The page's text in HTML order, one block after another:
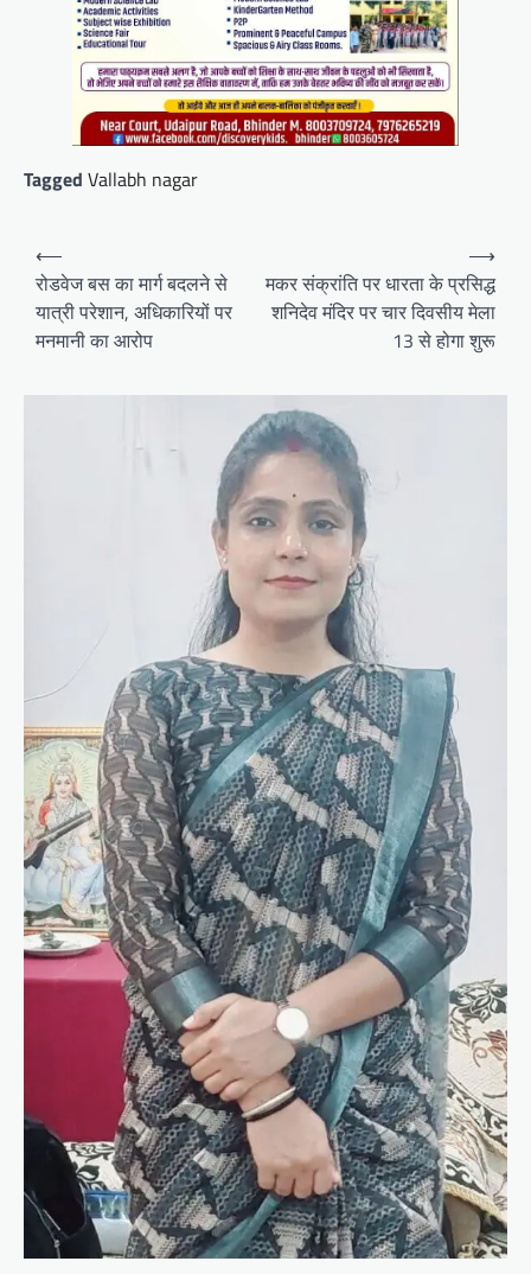
Tagged Vallabh nagar
Post
navigation
⟵
रोडवेज बस का मार्ग बदलने से
यात्री परेशान, अधिकारियों पर
मनमानी का आरोप
मकर संक्रांति पर धारता के प्रसिद्ध
शनिदेव मंदिर पर चार दिवसीय मेला
13 से होगा शुरू
⟶